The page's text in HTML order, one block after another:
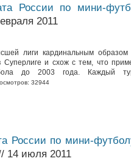
России по мини-
2011
лиги кардинальным образом
Суперлиге и схож с тем, что
до 2003 года. Каждый
32944
России по мини-
14 июля 2011